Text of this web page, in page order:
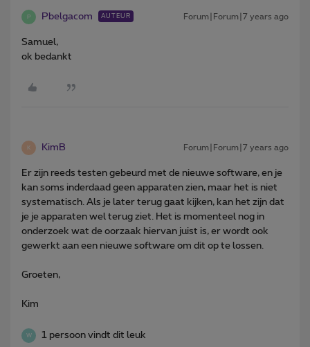
P Pbelgacom AUTEUR Forum|Forum|7 years ago
Samuel,
ok bedankt
K KimB Forum|Forum|7 years ago
Er zijn reeds testen gebeurd met de nieuwe software, en je
kan soms inderdaad geen apparaten zien, maar het is niet
systematisch. Als je later terug gaat kijken, kan het zijn dat
je je apparaten wel terug ziet. Het is momenteel nog in
onderzoek wat de oorzaak hiervan juist is, er wordt ook
gewerkt aan een nieuwe software om dit op te lossen.
Groeten,
Kim
W 1 persoon vindt dit leuk